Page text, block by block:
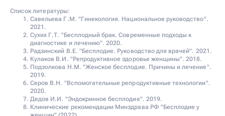
Список литературы:
Савельева Г.М. "Гинекология. Национальное руководство".
2021.
Сухих Г.Т. "Бесплодный брак. Современные подходы к
диагностике и лечению". 2020.
Радзинский В.Е. "Бесплодие. Руководство для врачей". 2021.
Кулаков В.И. "Репродуктивное здоровье женщины". 2018.
Подзолкова Н.М. "Женское бесплодие. Причины и лечение".
2019.
Серов В.Н. "Вспомогательные репродуктивные технологии".
2020.
Дедов И.И. "Эндокринное бесплодие". 2019.
Клинические рекомендации Минздрава РФ "Бесплодие у